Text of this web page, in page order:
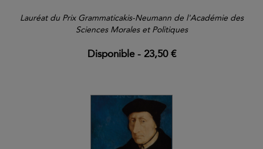
Lauréat du Prix Grammaticakis-Neumann de l'Académie des
Sciences Morales et Politiques
Disponible- 23,50 €